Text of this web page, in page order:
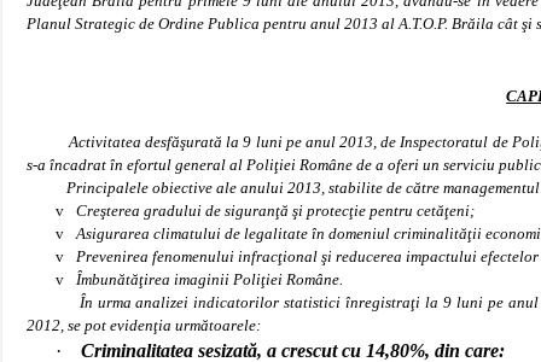
Planul Strategic de Ordine Publica pentru anul 2013 al A.T.O.P. Brăila cât
Activitatea desfăşurată la 9 luni pe anul 2013, de Inspectoratul de
s-a încadrat în efortul general al Poliţiei Române de a oferi un serviciu
Principalele obiective ale anului 2013, stabilite de către
v
Creşterea gradului de siguranţă şi protecţie pentru cetăţeni;
v
Asigurarea climatului de legalitate în domeniul criminalităţii
v
Prevenirea fenomenului infracţional şi reducerea impactului
v
Îmbunătăţirea imaginii Poliţiei Române.
În urma analizei indicatorilor statistici înregistraţi la 9 luni pe anul
2012, se pot evidenţia următoarele:
·
Criminalitatea sesizată, a crescut cu 14,80%, din care: